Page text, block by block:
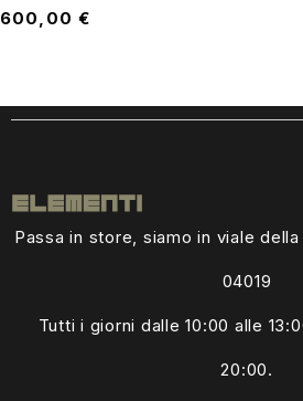
600,00 €
Passa in store, siamo in viale
04019
Tutti i giorni dalle10:00 alle
20:00.